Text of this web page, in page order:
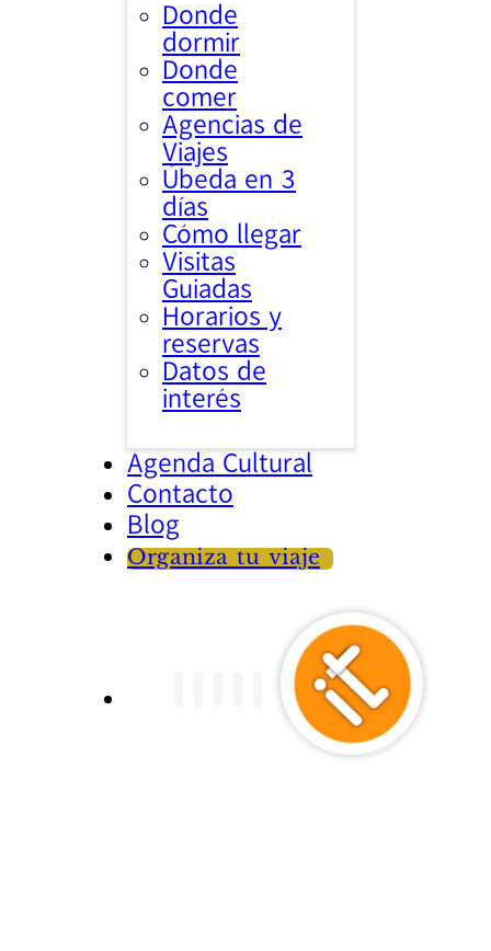
Donde
dormir
Donde
comer
Agencias de
Viajes
Úbeda en 3
días
Cómo llegar
Visitas
Guiadas
Horarios y
reservas
Datos de
interés
Agenda Cultural
Contacto
Blog
Organiza tu viaje